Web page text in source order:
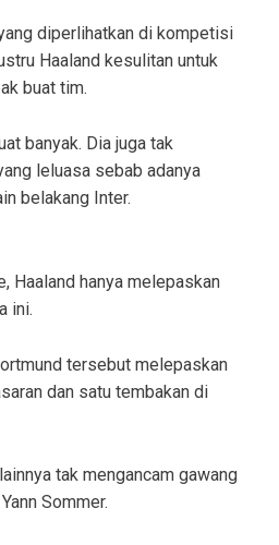
diperlihatkan di kompetisi
Haaland kesulitan untuk
buat tim.
banyak. Dia juga tak
leluasa sebab adanya
belakang Inter.
Haaland hanya melepaskan
ini.
tersebut melepaskan
dan satu tembakan di
tak mengancam gawang
Sommer.